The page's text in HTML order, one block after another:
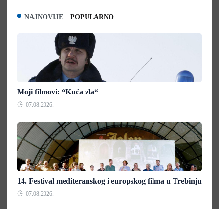
NAJNOVIJE POPULARNO
Moji filmovi: “Kuća zla“
07.08.2026.
14. Festival mediteranskog i europskog filma u Trebinju
07.08.2026.